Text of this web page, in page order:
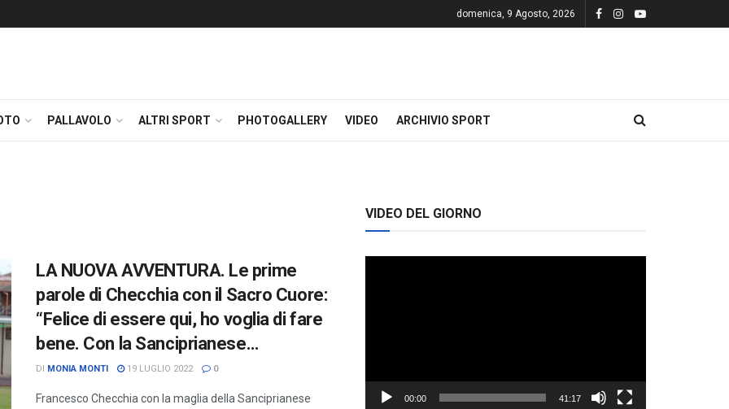
domenica, 9 Agosto, 2026
PALLAVOLO ALTRI SPORT PHOTOGALLERY VIDEO ARCHIVIO SPORT
LA NUOVA AVVENTURA. Le prime
parole di Checchia con il Sacro Cuore:
“Felice di essere qui, ho voglia di fare
bene. Con la Sanciprianese…
DI MONIA MONTI 19 LUGLIO 2022 0
Francesco Checchia con la maglia della Sanciprianese
VIDEO DEL GIORNO
00:00 41:17